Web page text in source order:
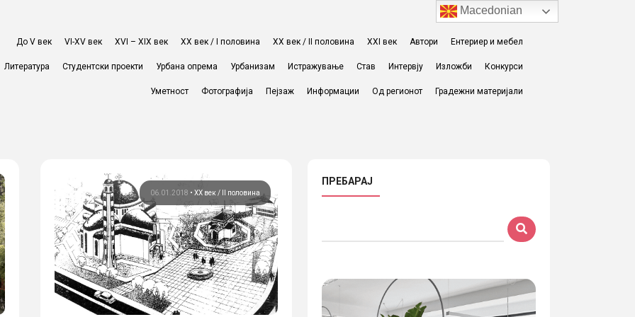
До V век VI-XV век XVI – XIX век ХХ век / I половина ХХ век / II половина XXI век Автори Ентериер и мебел
Литература Студентски проекти Урбана опрема Урбанизам Истражување Став Интервју Изложби Конкурси
Уметност Фотографија Пејзаж Информации Од регионот Градежни материјали
06.01.2018 • ХХ век / II половина
ПРЕБАРАЈ
Macedonian